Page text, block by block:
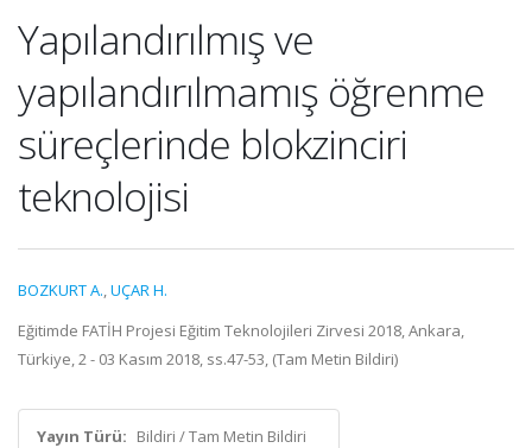
Yapılandırılmış ve
yapılandırılmamış öğrenme
süreçlerinde blokzinciri
teknolojisi
BOZKURT A.,UÇAR H.
Eğitimde FATİH Projesi Eğitim Teknolojileri Zirvesi 2018, Ankara,
Türkiye, 2 - 03 Kasım 2018, ss.47-53, (Tam Metin Bildiri)
Yayın Türü: Bildiri / Tam Metin Bildiri